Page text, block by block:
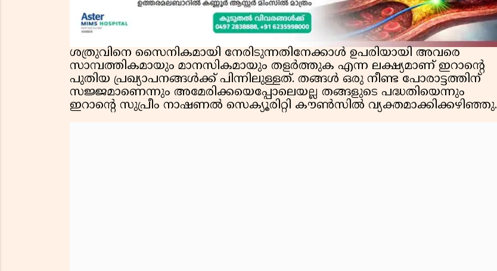
ശത്രുവിനെ സൈനികമായി നേരിടുന്നതിനേക്കാൾ ഉപരിയായി അവരെ
സാമ്പത്തികമായും മാനസികമായും തളർത്തുക എന്ന ലക്ഷ്യമാണ് ഇറാന്റെ
പുതിയ പ്രഖ്യാപനങ്ങൾക്ക് പിന്നിലുള്ളത്. തങ്ങൾ ഒരു നീണ്ട പോരാട്ടത്തിന്
സജ്ജമാണെന്നും അമേരിക്കയെപ്പോലെയല്ല തങ്ങളുടെ പദ്ധതിയെന്നും
ഇറാന്റെ സുപ്രീം നാഷണൽ സെക്യൂരിറ്റി കൗൺസിൽ വ്യക്തമാക്കിക്കഴിഞ്ഞു.